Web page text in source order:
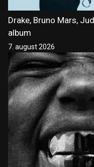
Drake, Bruno Mars,
album
7. august 2026